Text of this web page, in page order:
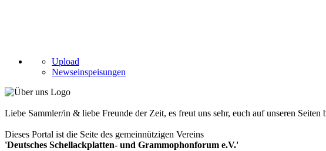
Upload
Newseinspeisungen
Liebe Sammler/in & liebe Freunde der Zeit, es freut uns sehr, euch auf unseren Seiten
Dieses Portal ist die Seite des gemeinnützigen Vereins
'Deutsches Schellackplatten- und Grammophonforum e.V.'